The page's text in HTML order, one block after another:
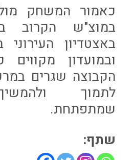
כאמור המשחק
באצטדיון
ובמועדון
הקבוצה שגרים
לתמוך
שמתפתחת.
שתף: